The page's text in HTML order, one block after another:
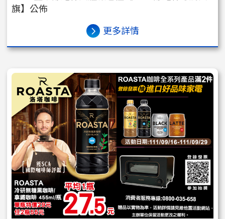
旗】公佈
更多詳情